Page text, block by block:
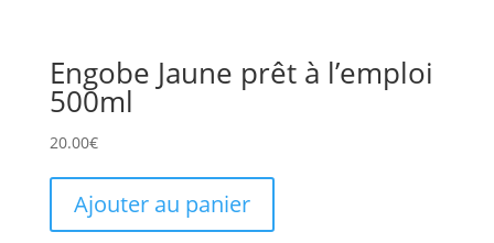
Engobe Jaune prêt à l’emploi
500ml
20.00€
Ajouter au panier